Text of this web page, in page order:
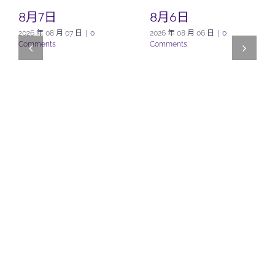
8月7日
2026 年 08 月 07 日
0
Comments
8月6日
2026 年 08 月 06 日
0
Comments